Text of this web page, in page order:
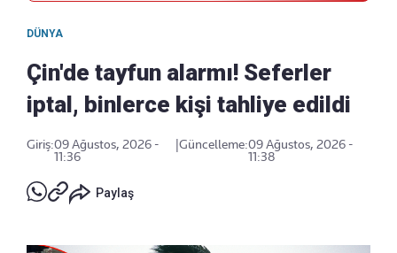
DÜNYA
Çin'de tayfun alarmı! Seferler
iptal, binlerce kişi tahliye edildi
Giriş:09 Ağustos, 2026 -
11:36
|Güncelleme:09 Ağustos, 2026 -
11:38
Paylaş